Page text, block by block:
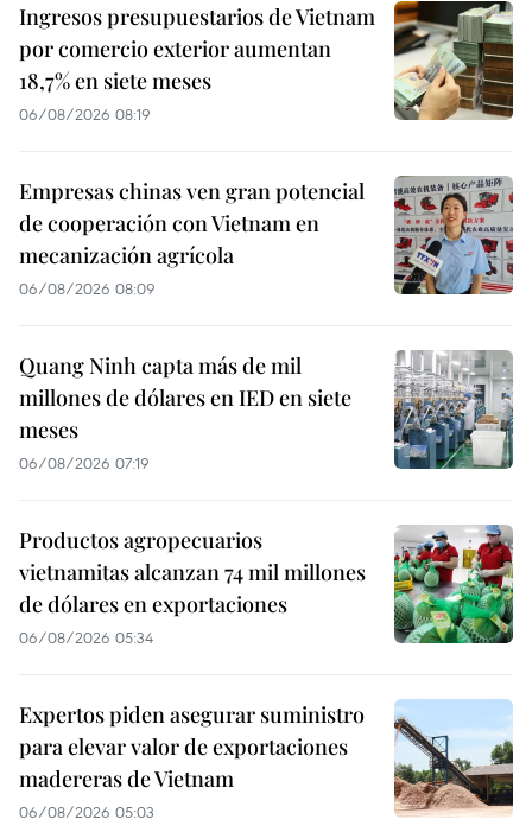
Ingresos presupuestarios de Vietnam
por comercio exterior aumentan
18,7% en siete meses
06/08/2026 08:19
Empresas chinas ven gran potencial
de cooperación con Vietnam en
mecanización agrícola
06/08/2026 08:09
Quang Ninh capta más de mil
millones de dólares en IED en siete
meses
06/08/2026 07:19
Productos agropecuarios
vietnamitas alcanzan 74 mil millones
de dólares en exportaciones
06/08/2026 05:34
Expertos piden asegurar suministro
para elevar valor de exportaciones
madereras de Vietnam
06/08/2026 05:03